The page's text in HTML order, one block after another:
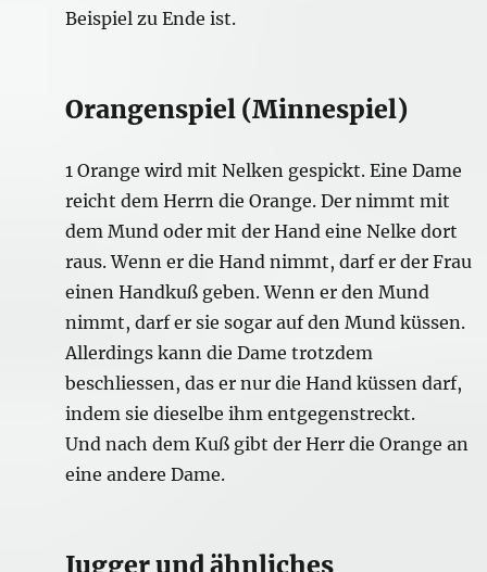
Beispiel zu Ende ist.
Orangenspiel (Minnespiel)
1 Orange wird mit Nelken gespickt. Eine Dame
reicht dem Herrn die Orange. Der nimmt mit
dem Mund oder mit der Hand eine Nelke dort
raus. Wenn er die Hand nimmt, darf er der Frau
einen Handkuß geben. Wenn er den Mund
nimmt, darf er sie sogar auf den Mund küssen.
Allerdings kann die Dame trotzdem
beschliessen, das er nur die Hand küssen darf,
indem sie dieselbe ihm entgegenstreckt.
Und nach dem Kuß gibt der Herr die Orange an
eine andere Dame.
Jugger und ähnliches